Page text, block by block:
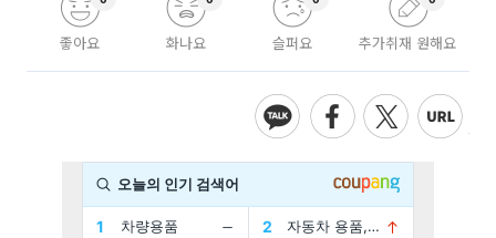
좋아요 화나요 슬퍼요 추가취재 원해요